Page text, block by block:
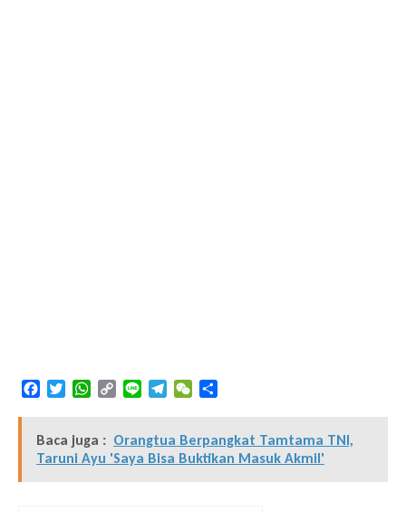
FacebookTwitterWhatsApp
Copy
Line TelegramWeChat
Baca juga : Orangtua Berpangkat Tamtama TNI,
Taruni Ayu 'Saya Bisa Buktikan Masuk Akmil'